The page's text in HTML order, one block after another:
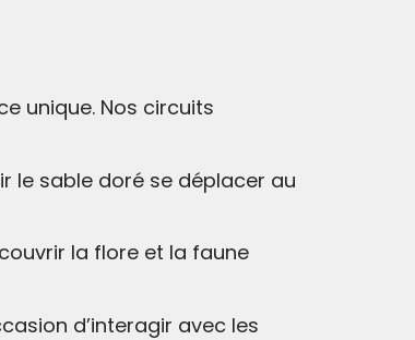
unique. Nos circuits
le sable doré se déplacer au
la flore et la faune
d’interagir avec les